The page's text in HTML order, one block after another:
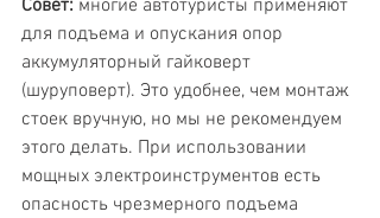
Совет: многие автотуристы применяют
для подъема и опускания опор
аккумуляторный гайковерт
(шуруповерт). Это удобнее, чем монтаж
стоек вручную, но мы не рекомендуем
этого делать. При использовании
мощных электроинструментов есть
опасность чрезмерного подъема